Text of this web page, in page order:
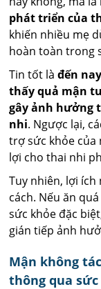
phát triển của
khiến nhiều mẹ
hoàn toàn trong
Tin tốt làđến
thấy quả mận
gây ảnh hưởng
nhi. Ngược lại,
trợ sức khỏe
lợi cho thai nhi
Tuy nhiên, lợi
cách. Nếu ăn
sức khỏe đặc
gián tiếp ảnh
Mận không
thông qua